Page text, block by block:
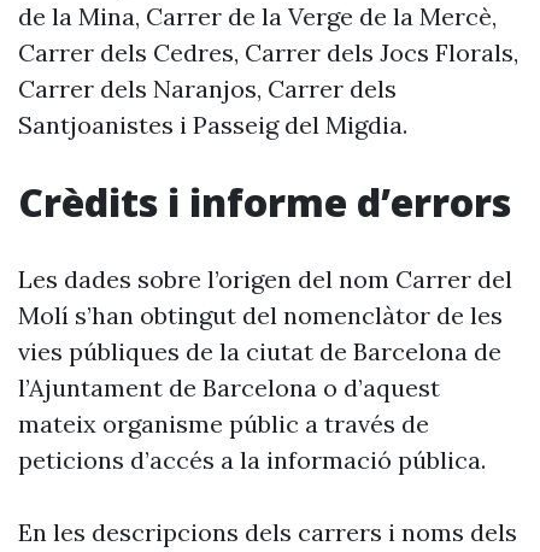
de la Mina, Carrer de la Verge de la Mercè,
Carrer dels Cedres, Carrer dels Jocs Florals,
Carrer dels Naranjos, Carrer dels
Santjoanistes i Passeig del Migdia.
Crèdits i informe d’errors
Les dades sobre l’origen del nom Carrer del
Molí s’han obtingut del nomenclàtor de les
vies públiques de la ciutat de Barcelona de
l’Ajuntament de Barcelona o d’aquest
mateix organisme públic a través de
peticions d’accés a la informació pública.
En les descripcions dels carrers i noms dels